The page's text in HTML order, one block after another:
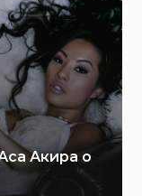
Акира о